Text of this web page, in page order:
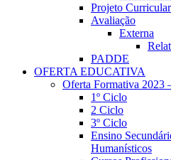
Projeto Curricular
Avaliação
Externa
PADDE
OFERTA EDUCATIVA
Oferta Formativa 2023
1º Ciclo
2 Ciclo
3º Ciclo
Ensino
Humanísticos